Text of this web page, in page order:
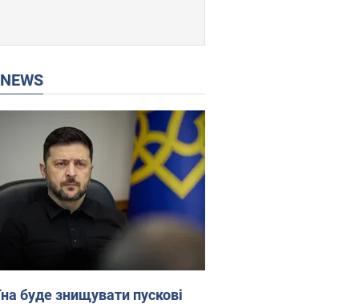
NEWS
буде знищувати пускові